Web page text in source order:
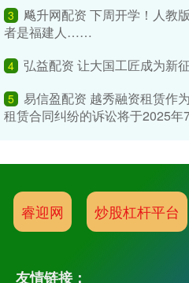
3
飚升网配资 下周开学！人教
者是福建人……
4 弘益配资 让大国工匠成为新
5 易信盈配资 越秀融资租赁作
租赁合同纠纷的诉讼将于2025年
睿迎网 炒股杠杆平台
友情链接：